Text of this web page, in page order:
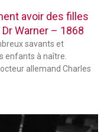
avoir des filles
Warner – 1868
savants et
enfants à naître.
allemand Charles